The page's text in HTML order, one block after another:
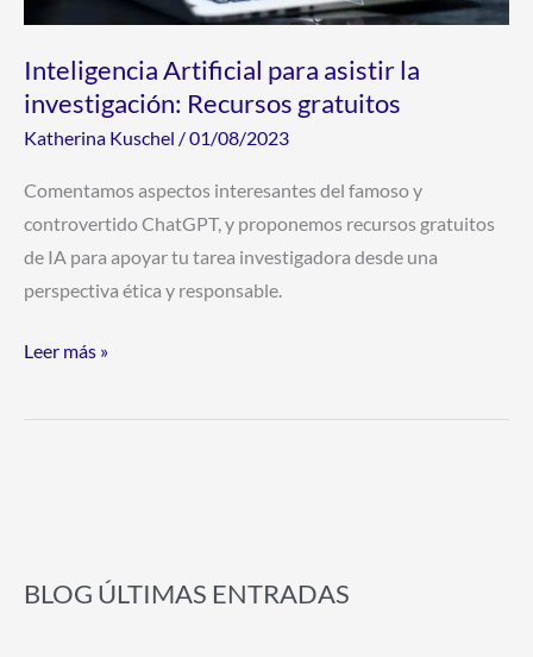
Inteligencia Artificial para asistir la
investigación: Recursos gratuitos
Katherina Kuschel /01/08/2023
Comentamos aspectos interesantes del famoso y
controvertido ChatGPT, y proponemos recursos gratuitos
de IA para apoyar tu tarea investigadora desde una
perspectiva ética y responsable.
gratuitos
Leer más »
BLOG ÚLTIMAS ENTRADAS